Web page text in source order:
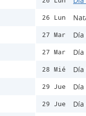
26 Lun
27 Mar
27 Mar
28 Mié
29 Jue
29 Jue